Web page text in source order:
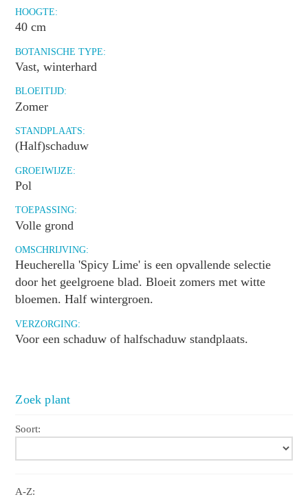
HOOGTE:
40 cm
BOTANISCHE TYPE:
Vast, winterhard
BLOEITIJD:
Zomer
STANDPLAATS:
(Half)schaduw
GROEIWIJZE:
Pol
TOEPASSING:
Volle grond
OMSCHRIJVING:
Heucherella 'Spicy Lime' is een opvallende selectie
door het geelgroene blad. Bloeit zomers met witte
bloemen. Half wintergroen.
VERZORGING:
Voor een schaduw of halfschaduw standplaats.
Zoek plant
Soort:
A-Z: